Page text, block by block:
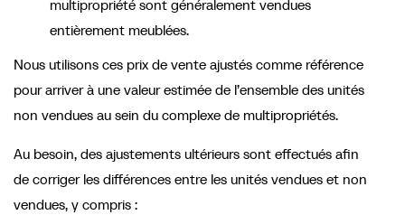
multipropriété sont généralement vendues
entièrement meublées.
Nous utilisons ces prix de vente ajustés comme référence
pour arriver à une valeur estimée de l’ensemble des unités
non vendues au sein du complexe de multipropriétés.
Au besoin, des ajustements ultérieurs sont effectués afin
de corriger les différences entre les unités vendues et non
vendues, y compris :